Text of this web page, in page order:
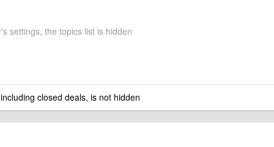
settings, the topics list is hidden
closed deals, is not hidden